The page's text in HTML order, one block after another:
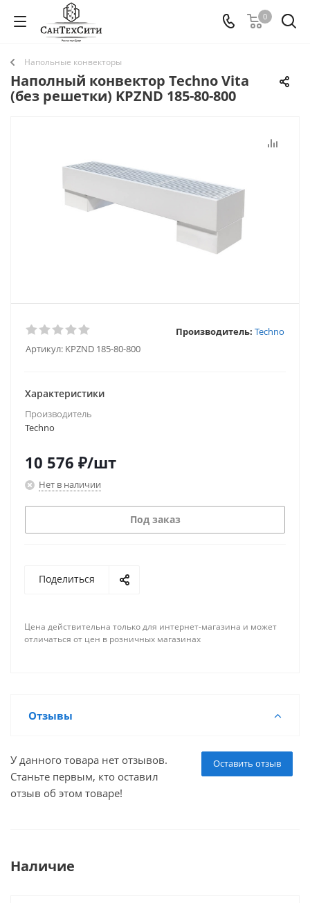
0
Напольные конвекторы
Наполный конвектор Techno Vita
(без решетки) KPZND 185-80-800
Артикул: KPZND 185-80-800
Производитель: Techno
Характеристики
Производитель
Techno
10 576 ₽/шт
Нет в наличии
Под заказ
Поделиться
Цена действительна только для интернет-магазина и может
отличаться от цен в розничных магазинах
Отзывы
Оставить отзыв
У данного товара нет отзывов.
Станьте первым, кто оставил
отзыв об этом товаре!
Наличие